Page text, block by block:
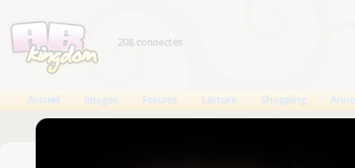
208 connectés
Accueil Images Forums Lecture Shopping